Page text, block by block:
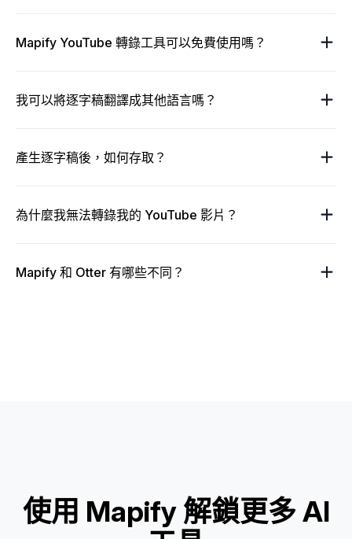
Mapify YouTube 轉錄工具可以免費使用嗎？
我可以將逐字稿翻譯成其他語言嗎？
產生逐字稿後，如何存取？
為什麼我無法轉錄我的 YouTube 影片？
Mapify 和 Otter 有哪些不同？
使用 Mapify 解鎖更多 AI